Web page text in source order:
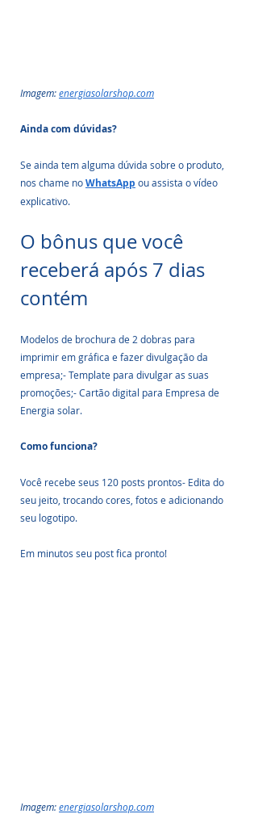
Imagem: energiasolarshop.com
Ainda com dúvidas?
Se ainda tem alguma dúvida sobre o produto,
nos chame no WhatsApp ou assista o vídeo
explicativo.
O bônus que você
receberá após 7 dias
contém
Modelos de brochura de 2 dobras para
imprimir em gráfica e fazer divulgação da
empresa;- Template para divulgar as suas
promoções;- Cartão digital para Empresa de
Energia solar.
Como funciona?
Você recebe seus 120 posts prontos- Edita do
seu jeito, trocando cores, fotos e adicionando
seu logotipo.
Em minutos seu post fica pronto!
Imagem: energiasolarshop.com